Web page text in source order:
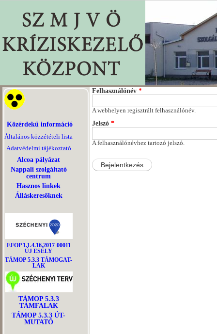
Közérdekű információ
Általános közzétételi lista
Adatvédelmi tájékoztató
Alcoa pályázat
Nappali szolgáltató
centrum
Hasznos linkek
Álláskeresőknek
EFOP 1.1.4.16.2017-00011
ÚJ ESÉLY
TÁMOP 5.3.3 TÁMOGAT-
LAK
TÁMOP 5.3.3
TÁMFALAK
TÁMOP 5.3.3 ÚT-
MUTATÓ
Felhasználónév *
A webhelyen regisztrált felhasználónév.
Jelszó *
A felhasználónévhez tartozó jelszó.